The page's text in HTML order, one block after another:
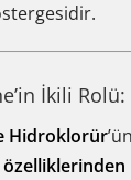
İkili
Hidroklorür